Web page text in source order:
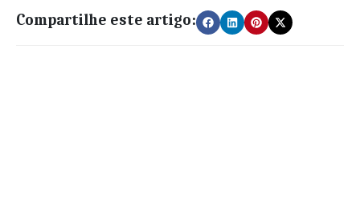
Compartilhe este artigo: